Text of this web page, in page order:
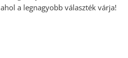
a legnagyobb választék várja!